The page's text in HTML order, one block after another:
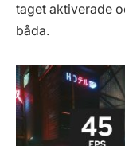
taget aktiverade
båda.